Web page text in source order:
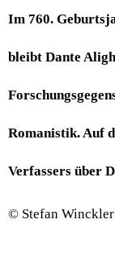
Im 760.
bleibt Dante
Romanistik. Auf
Verfassers über
© Stefan Winckler